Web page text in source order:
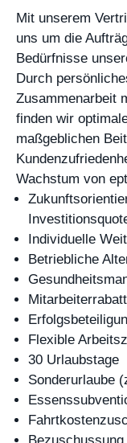
Mit unserem
uns um die
Bedürfnisse
Durch
Zusammenarbeit
finden wir
maßgeblichen
Wachstum von
Individuelle
Betriebliche
Flexible
30 Urlaubstage
Sonderurlaube